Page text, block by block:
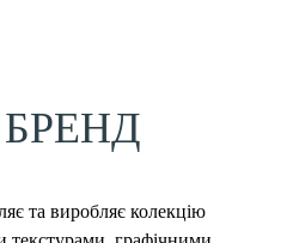
та виробляє колекцію